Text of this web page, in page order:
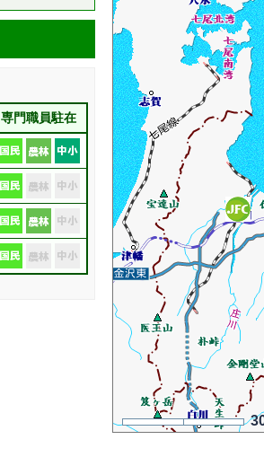
専門職員駐在